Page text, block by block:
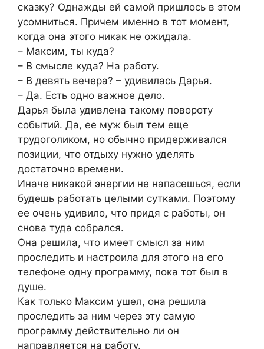
сказку? Однажды ей самой пришлось в этом
усомниться. Причем именно в тот момент,
когда она этого никак не ожидала.
– Максим, ты куда?
– В смысле куда? На работу.
– В девять вечера? – удивилась Дарья.
– Да. Есть одно важное дело.
Дарья была удивлена такому повороту
событий. Да, ее муж был тем еще
трудоголиком, но обычно придерживался
позиции, что отдыху нужно уделять
достаточно времени.
Иначе никакой энергии не напасешься, если
будешь работать целыми сутками. Поэтому
ее очень удивило, что придя с работы, он
снова туда собрался.
Она решила, что имеет смысл за ним
проследить и настроила для этого на его
телефоне одну программу, пока тот был в
душе.
Как только Максим ушел, она решила
проследить за ним через эту самую
программу действительно ли он
направляется на работу.